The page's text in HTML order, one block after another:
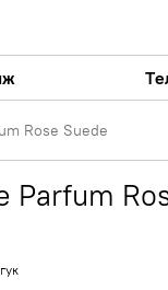
Rose Suede
Parfum